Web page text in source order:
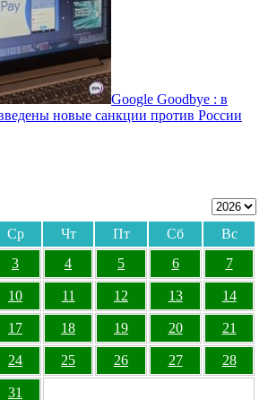
Google Goodbye : в
новые санкции против России
Ср Чт Пт Сб
Вс
3 4 5 6 7
10 11 12 13 14
17 18 19 20 21
24 25 26 27 28
31